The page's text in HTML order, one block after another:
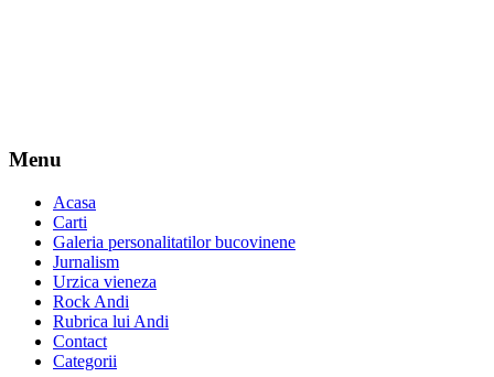
Menu
Acasa
Carti
Galeria personalitatilor bucovinene
Jurnalism
Urzica vieneza
Rock Andi
Rubrica lui Andi
Contact
Categorii